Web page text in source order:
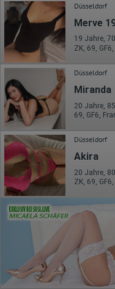
Düsseldorf
Merve
Düsseldorf
Miranda
20 Jahre,
Düsseldorf
Akira
ZK, 69,